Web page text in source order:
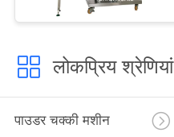
लोकप्रिय श्रेणियां
पाउडर चक्की मशीन